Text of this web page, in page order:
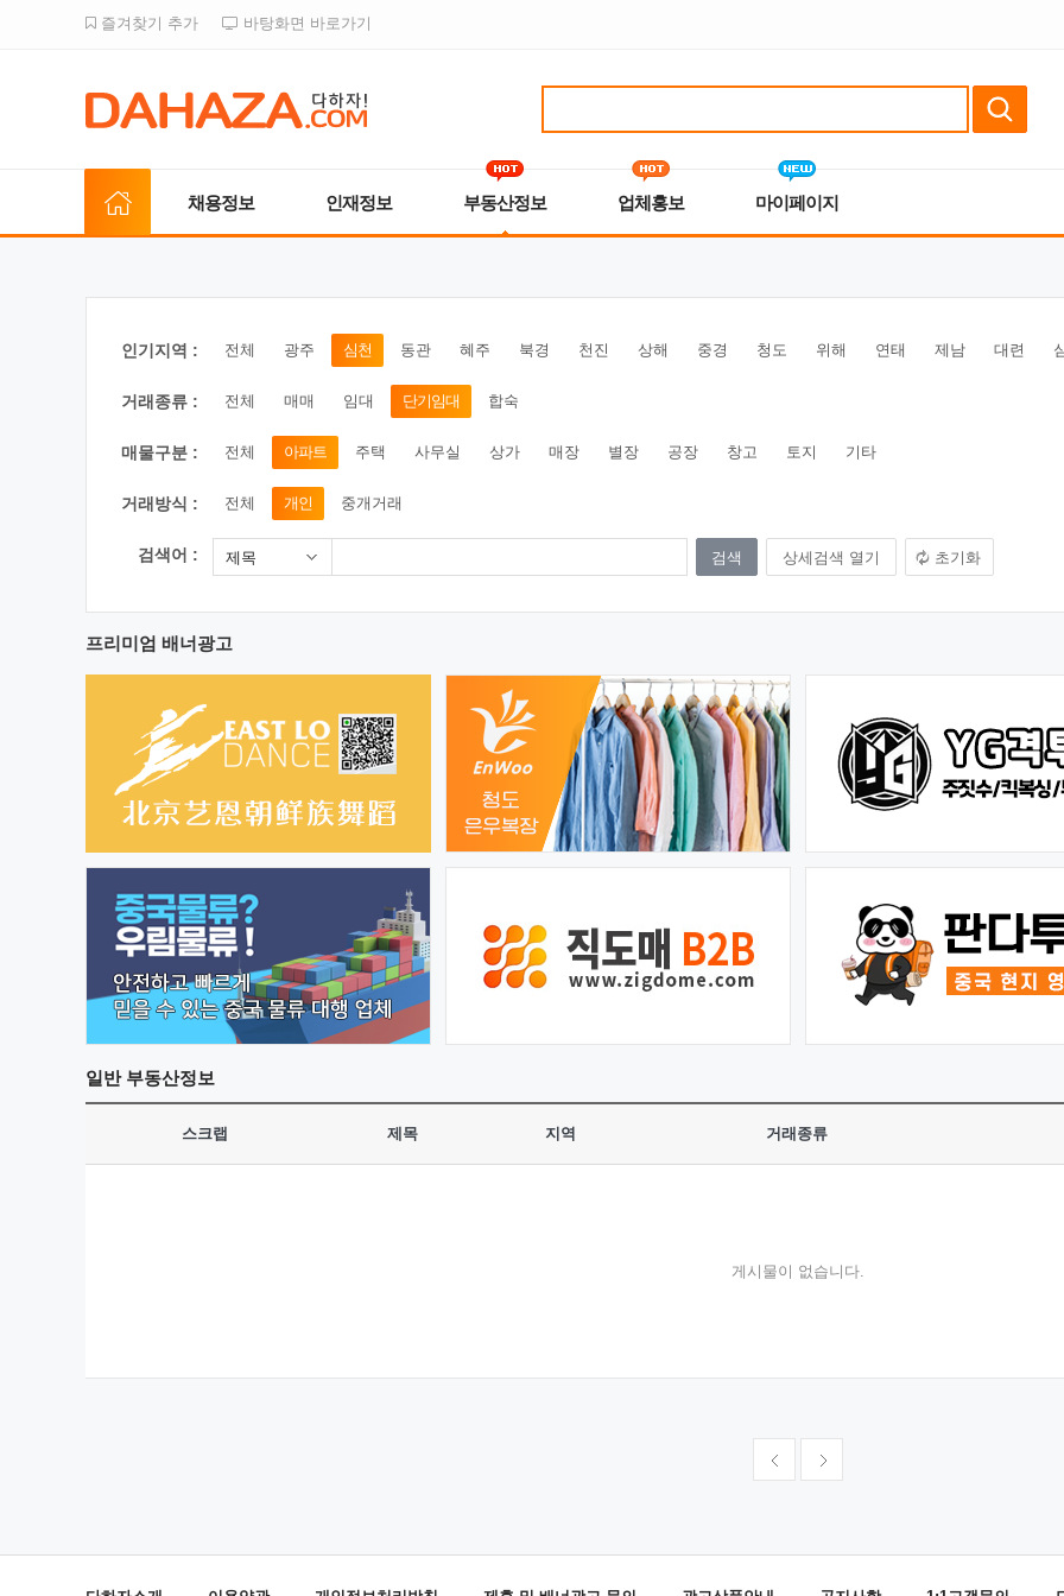
즐겨찾기 추가 바탕화면 바로가기
채용정보 인재정보 부동산정보 업체홍보 마이페이지
인기지역 : 전체 광주 심천 동관 혜주 북경 천진 상해 중경 청도 위해 연태 제남 대련
거래종류 : 전체 매매 임대 단기임대 합숙
매물구분 : 전체 아파트 주택 사무실 상가 매장 별장 공장 창고 토지 기타
거래방식 : 전체 개인 중개거래
검색어 : 제목 상세검색 열기 초기화
프리미엄 배너광고
일반부동산정보
스크랩 제목 지역 거래종류
게시물이 없습니다.